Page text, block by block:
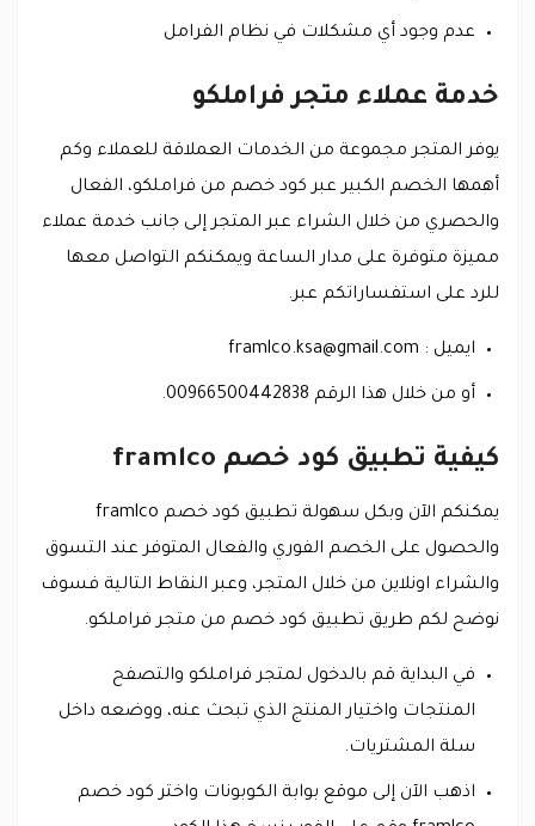
عدم وجود أي مشكلات في نظام الفرامل
خدمة عملاء متجر فراملكو
يوفر المتجر مجموعة من الخدمات العملاقة للعملاء وكم
أهمها الخصم الكبير عبر كود خصم من فراملكو، الفعال
والحصري من خلال الشراء عبر المتجر إلى جانب خدمة عملاء
مميزة متوفرة على مدار الساعة ويمكنكم التواصل معها
للرد على استفساراتكم عبر.
ايميل : framlco.ksa@gmail.com
أو من خلال هذا الرقم 00966500442838.
كيفية تطبيق كود خصم framlco
يمكنكم الآن وبكل سهولة تطبيق كود خصم framlco
والحصول على الخصم الفوري والفعال المتوفر عند التسوق
والشراء اونلاين من خلال المتجر، وعبر النقاط التالية فسوف
نوضح لكم طريق تطبيق كود خصم من متجر فراملكو.
في البداية قم بالدخول لمتجر فراملكو والتصفح
المنتجات واختيار المنتج الذي تبحث عنه، ووضعه داخل
سلة المشتريات.
اذهب الآن إلى موقع بوابة الكوبونات واختر كود خصم